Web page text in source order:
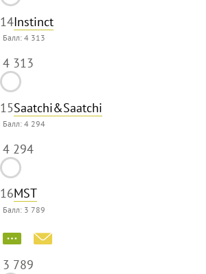
14Instinct
Балл:4 313
4 313
15Saatchi&Saatchi
Балл:4 294
4 294
16MST
Балл: 3 789
3 789